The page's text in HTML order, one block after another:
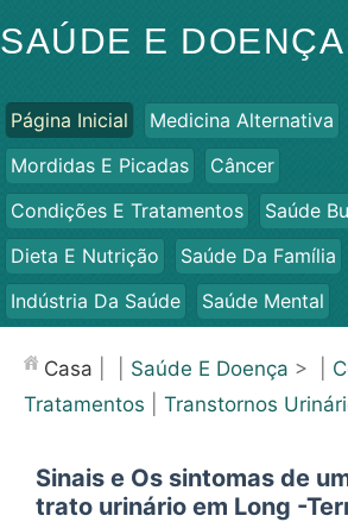
SAÚDE E DOENÇA
Página Inicial
Medicina Alternativa
Mordidas E Picadas
Câncer
Condições E Tratamentos
Saúde
Dieta E Nutrição
Saúde Da Família
Indústria Da Saúde
Saúde Mental
Saúde
Casa Saúde E Doença > |
Tratamentos
Transtornos
Sinais e Os sintomas de
trato urinário em Long -